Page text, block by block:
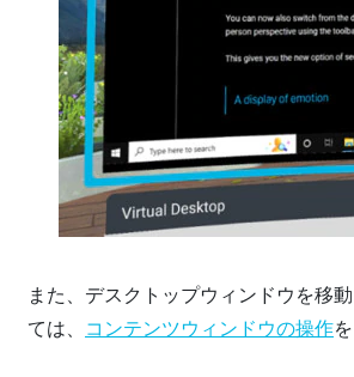
また、 デスクトップウィンドウを移
ては、
コンテンツウィンドウの操作